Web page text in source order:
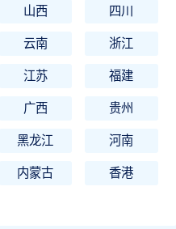
山西 四川
云南 浙江
江苏 福建
广西 贵州
黑龙江 河南
内蒙古 香港